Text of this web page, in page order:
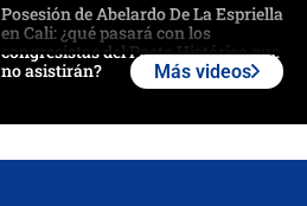
Posesión de Abelardo De La Espriella
en Cali: ¿qué pasará con los
congresistas del Pacto Histórico que
no asistirán?
Más videos